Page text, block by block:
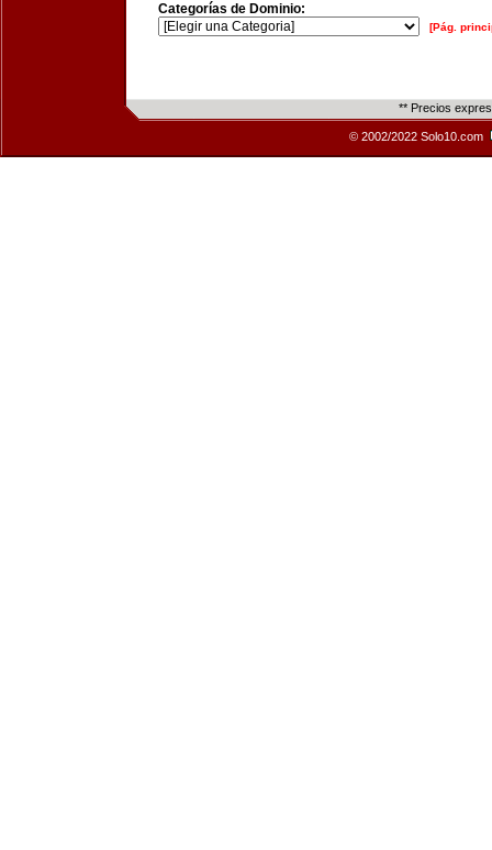
Categorías de Dominio:
[Pág.
** Precios
© 2002/2022 Solo10.com